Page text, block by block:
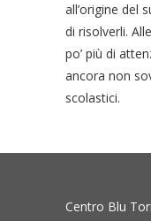
all’origine del
di risolverli.
po’ più di
ancora non
scolastici.
Centro Blu